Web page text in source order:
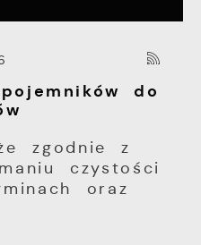
do
zgodnie z
czystości
oraz